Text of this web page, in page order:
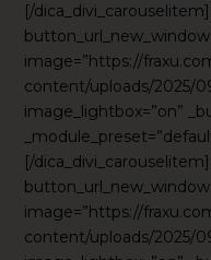
[/
image=”https://
content/uploads/2025/
image_lightbox=”on”
[/
image=”https://
content/uploads/2025/